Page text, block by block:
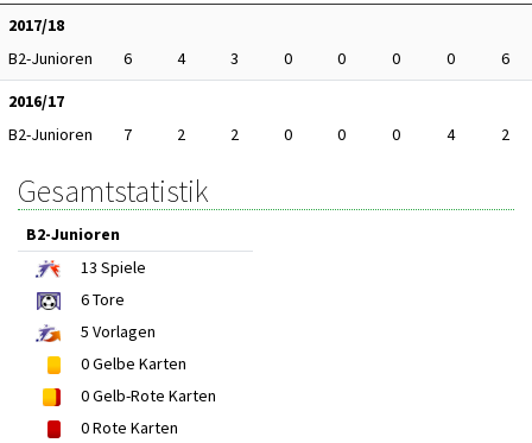
2017/18
B2-Junioren
6 4 3 0 0 0 0
6
2016/17
B2-Junioren
7 2 2 0 0 0 4 2
Gesamtstatistik
B2-Junioren
13 Spiele
6Tore
5 Vorlagen
0Gelbe Karten
0Gelb-Rote Karten
0Rote Karten